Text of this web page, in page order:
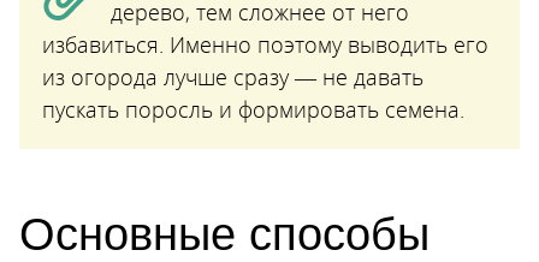
дерево, тем сложнее от него
избавиться. Именно поэтому выводить его
из огорода лучше сразу — не давать
пускать поросль и формировать семена.
Основные способы